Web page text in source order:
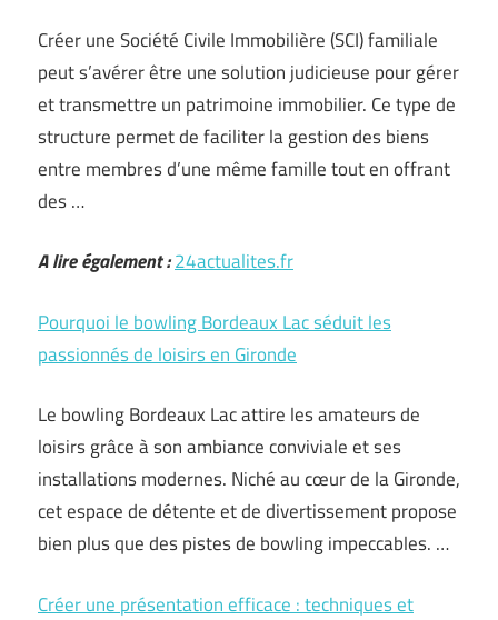
Créer une Société Civile Immobilière (SCI) familiale
peut s’avérer être une solution judicieuse pour gérer
et transmettre un patrimoine immobilier. Ce type de
structure permet de faciliter la gestion des biens
entre membres d’une même famille tout en offrant
des …
A lire également :24actualites.fr
Pourquoi le bowling Bordeaux Lac séduit les
passionnés de loisirs en Gironde
Le bowling Bordeaux Lac attire les amateurs de
loisirs grâce à son ambiance conviviale et ses
installations modernes. Niché au cœur de la Gironde,
cet espace de détente et de divertissement propose
bien plus que des pistes de bowling impeccables. …
Créer une présentation efficace : techniques et